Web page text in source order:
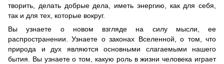
творить, делать добрые дела, иметь энергию, как для себя,
так и для тех, которые вокруг.
Вы узнаете о новом взгляде на силу мысли, ее
распространении. Узнаете о законах Вселенной, о том, что
природа и дух являются основными слагаемыми нашего
бытия. Вы узнаете о том, какую роль в жизни человека играет